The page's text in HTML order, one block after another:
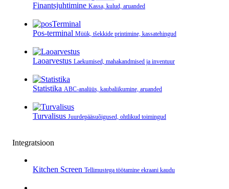
Finantsjuhtimine Kassa, kulud, aruanded
Pos-terminal Müük, tšekkide printimine, kassatehingud
Laoarvestus Laekumised, mahakandmised ja inventuur
Statistika ABC-analüüs, kaubaliikumine, aruanded
Turvalisus Juurdepääsuõigused, ohtlikud toimingud
Integratsioon
Kitchen Screen Tellimustega töötamine ekraani kaudu